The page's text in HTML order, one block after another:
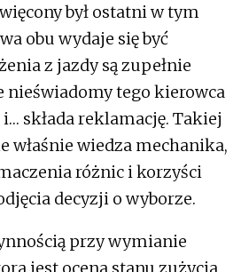
był ostatni w tym
obu wydaje się być
z jazdy są zupełnie
nieświadomy tego kierowca
składa reklamację. Takiej
właśnie wiedza mechanika,
różnic i korzyści
decyzji o wyborze.
przy wymianie